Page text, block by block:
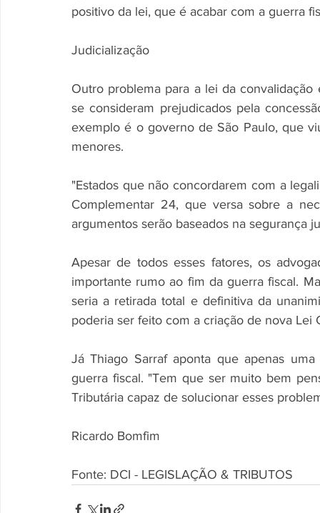
positivo da lei, que é acabar com a guerra
Judicialização
Outro problema para a lei da
se consideram prejudicados pela
exemplo é o governo de São Paulo, que
menores.
"Estados que não concordarem com a
Complementar 24, que versa sobre a
argumentos serão baseados na segurança
Apesar de todos esses fatores, os
importante rumo ao fim da guerra fiscal.
seria a retirada total e definitiva da
poderia ser feito com a criação de nova Lei
Já Thiago Sarraf aponta que apenas
guerra fiscal. "Tem que ser muito bem
Tributária capaz de solucionar esses
Ricardo Bomfim
Fonte: DCI - LEGISLAÇÃO & TRIBUTOS